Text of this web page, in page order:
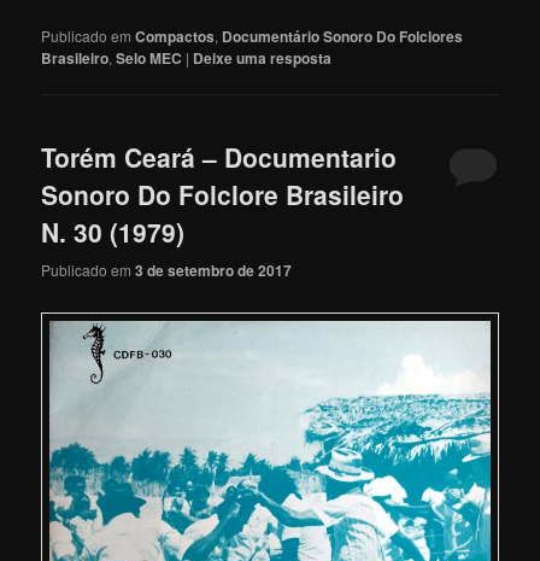
Publicado em Compactos, Documentário Sonoro Do Folclores
Brasileiro,Selo MEC | Deixe uma resposta
Torém Ceará – Documentario
Sonoro Do Folclore Brasileiro
N. 30 (1979)
Publicado em3 de setembro de 2017